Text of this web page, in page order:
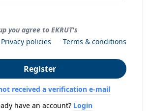
you agree to EKRUT's
Privacy policies
Terms & conditions
Register
received a verification e-mail
have an account? Login